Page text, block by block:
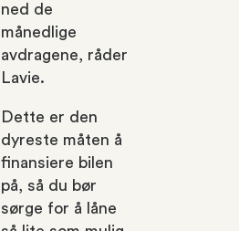
ned de
månedlige
avdragene, råder
Lavie.
Dette er den
dyreste måten å
finansiere bilen
på, så du bør
sørge for å låne